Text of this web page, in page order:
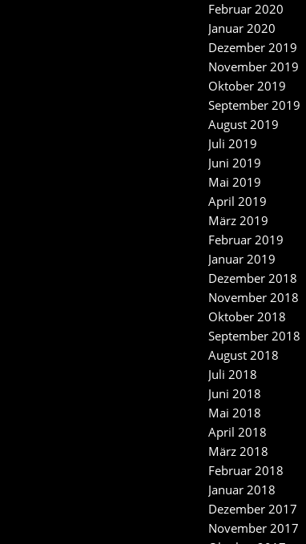
Februar 2020
Januar 2020
Dezember 2019
November 2019
Oktober 2019
September 2019
August 2019
Juli 2019
Juni 2019
Mai 2019
April 2019
März 2019
Februar 2019
Januar 2019
Dezember 2018
November 2018
Oktober 2018
September 2018
August 2018
Juli 2018
Juni 2018
Mai 2018
April 2018
März 2018
Februar 2018
Januar 2018
Dezember 2017
November 2017